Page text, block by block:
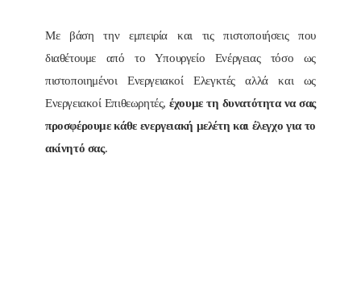
Με βάση την εμπειρία και τις πιστοποιήσεις που
διαθέτουμε από το Υπουργείο Ενέργειας τόσο ως
πιστοποιημένοι Ενεργειακοί Ελεγκτές αλλά και ως
Ενεργειακοί Επιθεωρητές,έχουμε τη δυνατότητα να σας
προσφέρουμε κάθε ενεργειακή μελέτη και έλεγχο για το
ακίνητό σας.